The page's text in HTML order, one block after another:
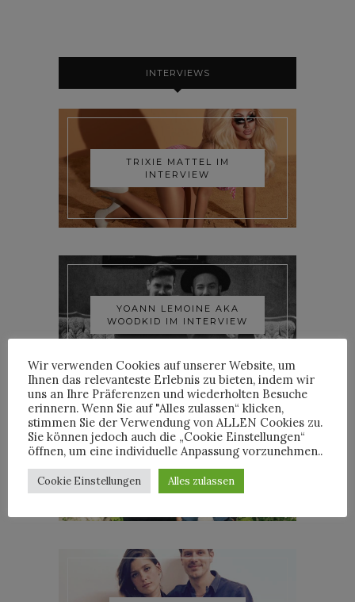
INTERVIEWS
TRIXIE MATTEL IM
INTERVIEW
YOANN LEMOINE AKA
WOODKID IM INTERVIEW
ROOSEVELT IM INTERVIEW
Wir verwenden Cookies auf unserer Website, um
Ihnen das relevanteste Erlebnis zu bieten, indem wir
uns an Ihre Präferenzen und wiederholten Besuche
erinnern. Wenn Sie auf "Alles zulassen“ klicken,
stimmen Sie der Verwendung von ALLEN Cookies zu.
Sie können jedoch auch die „Cookie Einstellungen“
öffnen, um eine individuelle Anpassung vorzunehmen..
Cookie Einstellungen Alles zulassen